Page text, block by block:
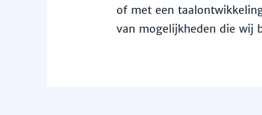
of met een
van mogelijkheden die wij